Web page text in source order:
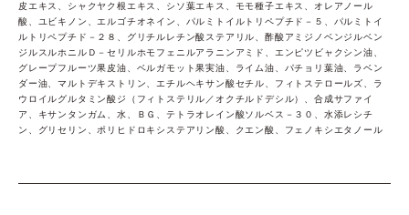
皮エキス、シャクヤク根エキス、シソ葉エキス、モモ種子エキス、オレアノール
酸、ユビキノン、エルゴチオネイン、パルミトイルトリペプチド－５、パルミトイ
ルトリペプチド－２８、グリチルレチン酸ステアリル、酢酸アミジノベンジルベン
ジルスルホニルＤ－セリルホモフェニルアラニンアミド、エンピツビャクシン油、
グレープフルーツ果皮油、ベルガモット果実油、ライム油、パチョリ葉油、ラベン
ダー油、マルトデキストリン、エチルヘキサン酸セチル、フィトステロールズ、ラ
ウロイルグルタミン酸ジ（フィトステリル／オクチルドデシル）、合成サファイ
ア、キサンタンガム、水、ＢＧ、テトラオレイン酸ソルベス－３０、水添レシチ
ン、グリセリン、ポリヒドロキシステアリン酸、クエン酸、フェノキシエタノール